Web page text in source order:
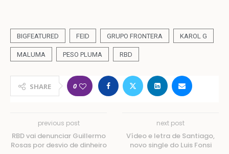
BIGFEATURED FEID GRUPO FRONTERA KAROL G
MALUMA PESO PLUMA RBD
SHARE 0
previous post
RBD vai denunciar Guillermo
Rosas por desvio de dinheiro
next post
Vídeo e letra de Santiago,
novo single do Luis Fonsi